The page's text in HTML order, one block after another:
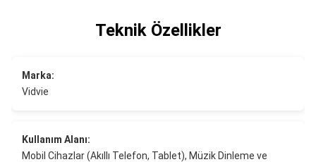
Teknik Özellikler
Marka:
Vidvie
Kullanım Alanı:
Mobil Cihazlar (Akıllı Telefon, Tablet), Müzik Dinleme ve